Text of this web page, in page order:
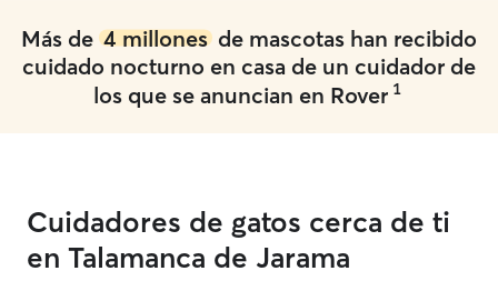
Más de 4 millones de mascotas han recibido
cuidado nocturno en casa de un cuidador de
los que se anuncian en Rover 1
Cuidadores de gatos cerca de ti
en Talamanca de Jarama